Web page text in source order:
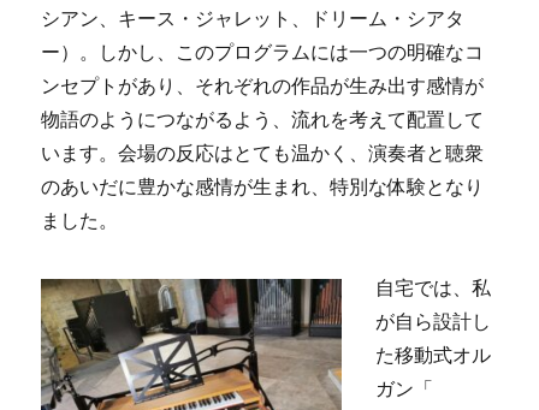
シアン、キース・ジャレット、ドリーム・シアタ
ー）。しかし、このプログラムには一つの明確なコ
ンセプトがあり、それぞれの作品が生み出す感情が
物語のようにつながるよう、流れを考えて配置して
います。会場の反応はとても温かく、演奏者と聴衆
のあいだに豊かな感情が生まれ、特別な体験となり
ました。
自宅では、私
が自ら設計し
た移動式オル
ガン「